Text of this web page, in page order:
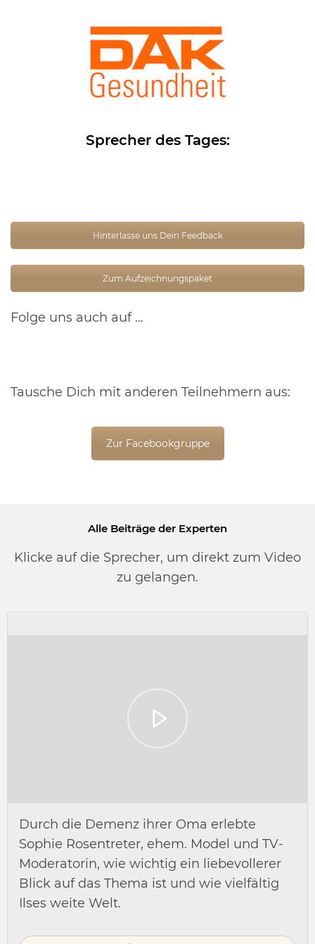
Sprecher des Tages:
Hinterlasse uns Dein Feedback
Zum Aufzeichnungspaket
Folge uns auch auf …
Tausche Dich mit anderen Teilnehmern aus:
Zur Facebookgruppe
Alle Beiträge der Experten
Klicke auf die Sprecher, um direkt zum Video
zu gelangen.
Durch die Demenz ihrer Oma erlebte
Sophie Rosentreter, ehem. Model und TV-
Moderatorin, wie wichtig ein liebevollerer
Blick auf das Thema ist und wie vielfältig
Ilses weite Welt.